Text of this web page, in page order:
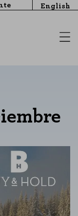
English